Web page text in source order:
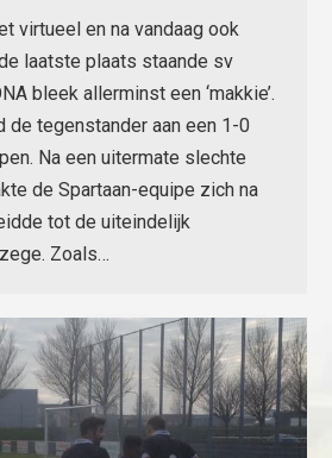
virtueel en na vandaag ook
laatste plaats staande sv
bleek allerminst een ‘makkie’.
de tegenstander aan een 1-0
Na een uitermate slechte
de Spartaan-equipe zich na
tot de uiteindelijk
Zoals…